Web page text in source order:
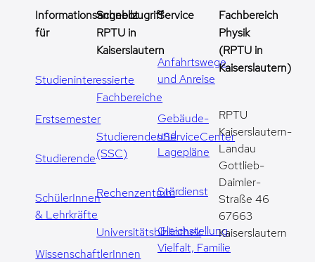
Informationsangebot
für
Studieninteressierte
Erstsemester
Studierende
SchülerInnen
& Lehrkräfte
WissenschaftlerInnen
Schnellzugriff
RPTU in
Kaiserslautern
Fachbereiche
StudierendenServiceCenter
(SSC)
Rechenzentrum
Universitätsbibliothek
Service
Anfahrtswege
und Anreise
Gebäude-
und
Lagepläne
Stördienst
Gleichstellung,
Vielfalt, Familie
Fachbereich
Physik
(RPTU in
Kaiserslautern)
RPTU
Kaiserslautern-
Landau
Gottlieb-
Daimler-
Straße 46
67663
Kaiserslautern